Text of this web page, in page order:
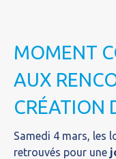
MOMENT
AUX
CRÉATION
Samedi 4 mars, les
retrouvés pour une